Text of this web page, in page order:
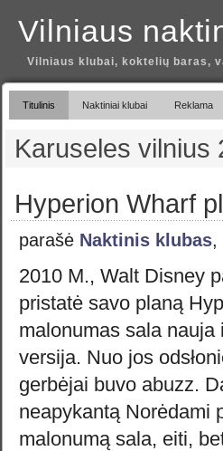
Vilniaus
Vilniaus klubai, koktelių baras,
Titulinis Naktiniai klubai Reklama
Karuseles vilnius
Hyperion Wharf
parašė Naktinis klubas,
2010 M., Walt Disney
pristatė savo planą
malonumas sala nauja
versija. Nuo jos
gerbėjai buvo abuzz.
neapykantą Norėdami
malonumą sala, eiti,